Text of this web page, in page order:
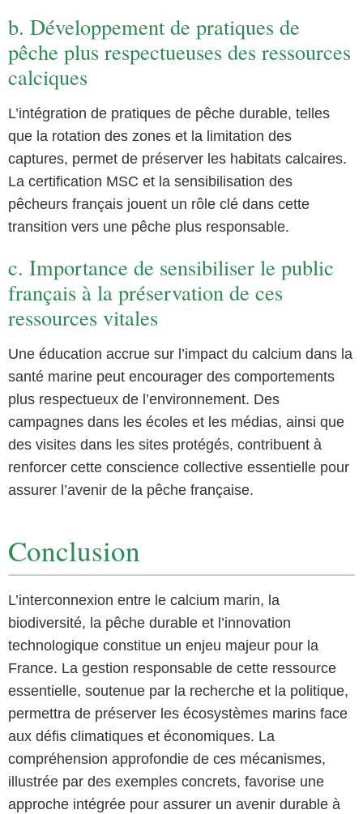
b. Développement de pratiques de
pêche plus respectueuses des ressources
calciques
L’intégration de pratiques de pêche durable, telles
que la rotation des zones et la limitation des
captures, permet de préserver les habitats calcaires.
La certification MSC et la sensibilisation des
pêcheurs français jouent un rôle clé dans cette
transition vers une pêche plus responsable.
c. Importance de sensibiliser le public
français à la préservation de ces
ressources vitales
Une éducation accrue sur l’impact du calcium dans la
santé marine peut encourager des comportements
plus respectueux de l’environnement. Des
campagnes dans les écoles et les médias, ainsi que
des visites dans les sites protégés, contribuent à
renforcer cette conscience collective essentielle pour
assurer l’avenir de la pêche française.
Conclusion
L’interconnexion entre le calcium marin, la
biodiversité, la pêche durable et l’innovation
technologique constitue un enjeu majeur pour la
France. La gestion responsable de cette ressource
essentielle, soutenue par la recherche et la politique,
permettra de préserver les écosystèmes marins face
aux défis climatiques et économiques. La
compréhension approfondie de ces mécanismes,
illustrée par des exemples concrets, favorise une
approche intégrée pour assurer un avenir durable à